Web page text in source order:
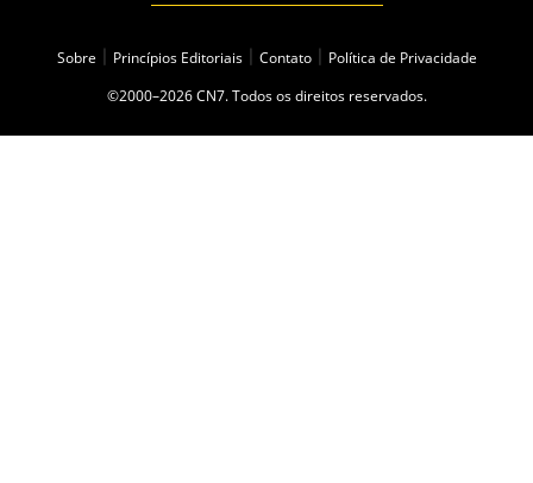
Sobre Princípios Editoriais Contato
Política de Privacidade
©2000–2026 CN7. Todos os direitos reservados.